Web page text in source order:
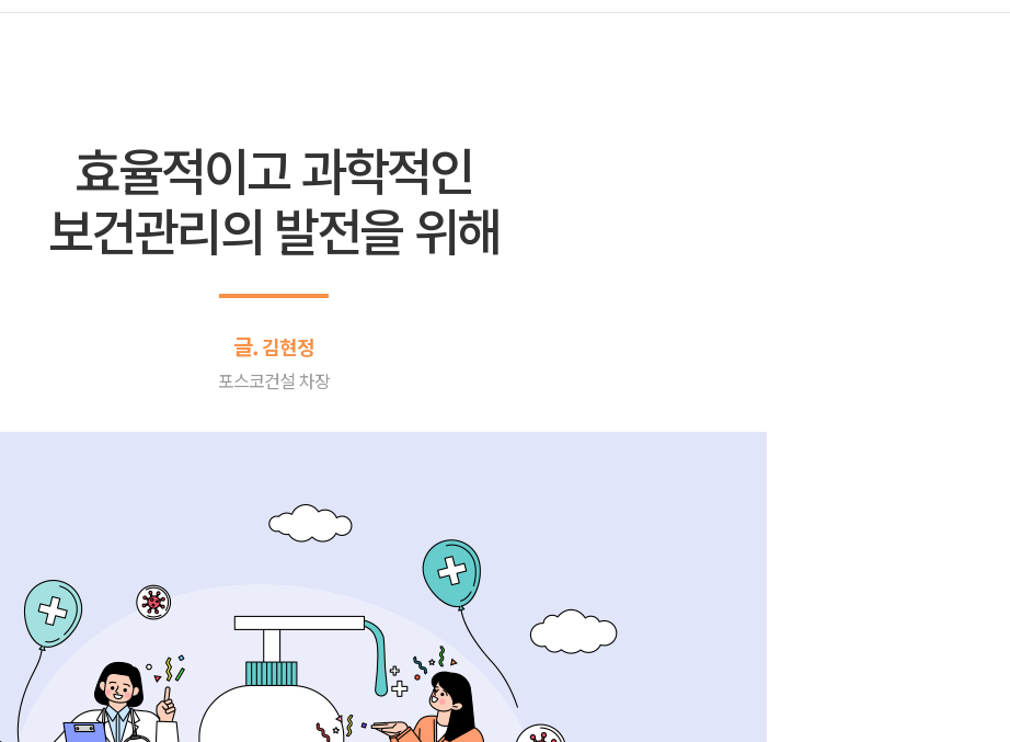
효율적이고 과학적인
보건관리의 발전을 위해
글.김현정
포스코건설 차장